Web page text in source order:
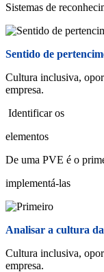
Sistemas de
Sentido de
Cultura inclusiva,
empresa.
Identificar os
elementos
De uma PVE é o
implementá-las
Analisar a cultura
Cultura inclusiva,
empresa.